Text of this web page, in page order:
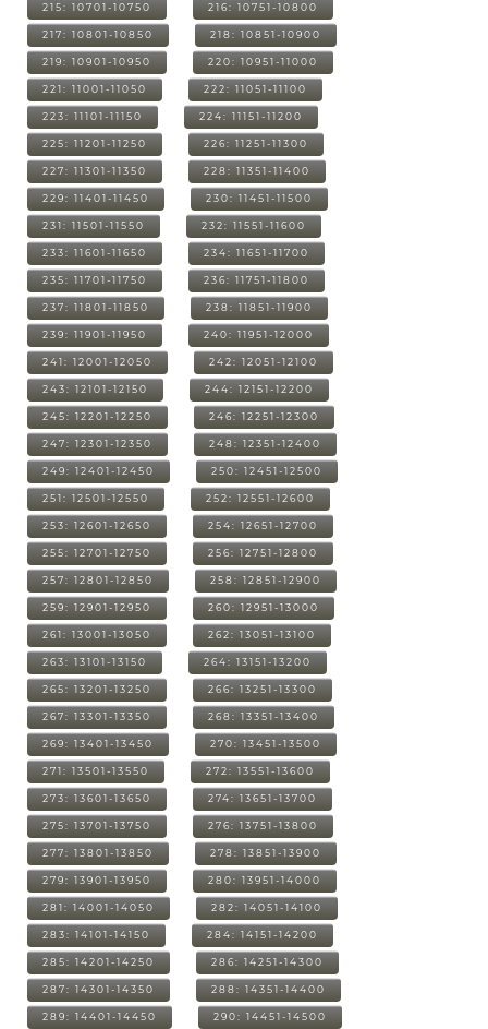
215: 10701-10750 216: 10751-10800
217: 10801-10850 218: 10851-10900
219: 10901-10950 220: 10951-11000
221: 11001-11050 222: 11051-11100
223: 11101-11150 224: 11151-11200
225: 11201-11250 226: 11251-11300
227: 11301-11350 228: 11351-11400
229: 11401-11450 230: 11451-11500
231: 11501-11550 232: 11551-11600
233: 11601-11650 234: 11651-11700
235: 11701-11750 236: 11751-11800
237: 11801-11850 238: 11851-11900
239: 11901-11950 240: 11951-12000
241: 12001-12050 242: 12051-12100
243: 12101-12150 244: 12151-12200
245: 12201-12250 246: 12251-12300
247: 12301-12350 248: 12351-12400
249: 12401-12450 250: 12451-12500
251: 12501-12550 252: 12551-12600
253: 12601-12650 254: 12651-12700
255: 12701-12750 256: 12751-12800
257: 12801-12850 258: 12851-12900
259: 12901-12950 260: 12951-13000
261: 13001-13050 262: 13051-13100
263: 13101-13150 264: 13151-13200
265: 13201-13250 266: 13251-13300
267: 13301-13350 268: 13351-13400
269: 13401-13450 270: 13451-13500
271: 13501-13550 272: 13551-13600
273: 13601-13650 274: 13651-13700
275: 13701-13750 276: 13751-13800
277: 13801-13850 278: 13851-13900
279: 13901-13950 280: 13951-14000
281: 14001-14050 282: 14051-14100
283: 14101-14150 284: 14151-14200
285: 14201-14250 286: 14251-14300
287: 14301-14350 288: 14351-14400
289: 14401-14450 290: 14451-14500